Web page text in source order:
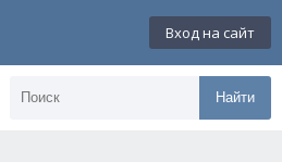
Вход на сайт
Найти